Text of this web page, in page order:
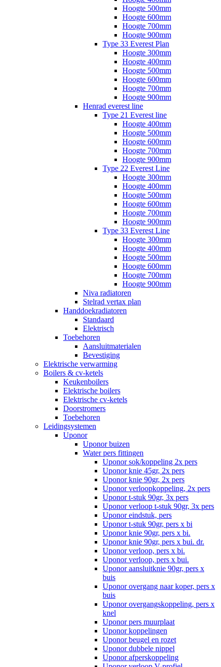
Hoogte 500mm
Hoogte 600mm
Hoogte 700mm
Hoogte 900mm
Type 33 Everest Plan
Hoogte 300mm
Hoogte 400mm
Hoogte 500mm
Hoogte 600mm
Hoogte 700mm
Hoogte 900mm
Henrad everest line
Type 21 Everest line
Hoogte 400mm
Hoogte 500mm
Hoogte 600mm
Hoogte 700mm
Hoogte 900mm
Type 22 Everest Line
Hoogte 300mm
Hoogte 400mm
Hoogte 500mm
Hoogte 600mm
Hoogte 700mm
Hoogte 900mm
Type 33 Everest Line
Hoogte 300mm
Hoogte 400mm
Hoogte 500mm
Hoogte 600mm
Hoogte 700mm
Hoogte 900mm
Niva radiatoren
Stelrad vertax plan
Handdoekradiatoren
Standaard
Elektrisch
Toebehoren
Aansluitmaterialen
Bevestiging
Elektrische verwarming
Boilers & cv-ketels
Keukenboilers
Elektrische boilers
Elektrische cv-ketels
Doorstromers
Toebehoren
Leidingsystemen
Uponor
Uponor buizen
Water pers fittingen
Uponor sok/koppeling 2x pers
Uponor knie 45gr, 2x pers
Uponor knie 90gr, 2x pers
Uponor verloopkoppeling, 2x pers
Uponor t-stuk 90gr, 3x pers
Uponor verloop t-stuk 90gr, 3x pers
Uponor eindstuk, pers
Uponor t-stuk 90gr, pers x bi
Uponor knie 90gr, pers x bi.
Uponor knie 90gr, pers x bui. dr.
Uponor verloop, pers x bi.
Uponor verloop, pers x bui.
Uponor aansluitknie 90gr, pers x
buis
Uponor overgang naar koper, pers x
buis
Uponor overgangskoppeling, pers x
knel
Uponor pers muurplaat
Uponor koppelingen
Uponor beugel en rozet
Uponor dubbele nippel
Uponor afperskoppeling